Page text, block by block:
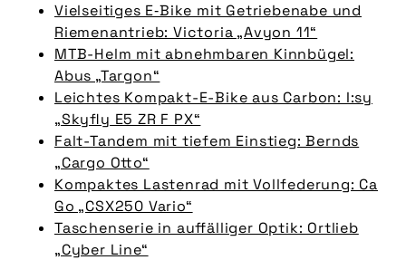
Vielseitiges E‑Bike mit Getriebenabe und
Riemenantrieb: Victoria „Avyon 11“
MTB-Helm mit abnehmbaren Kinnbügel:
Abus „Targon“
Leichtes Kompakt-E-Bike aus Carbon: I:sy
„Skyfly E5 ZR F PX“
Falt-Tandem mit tiefem Einstieg: Bernds
„Cargo Otto“
Kompaktes Lastenrad mit Vollfederung: Ca
Go „CSX250 Vario“
Taschenserie in auffälliger Optik: Ortlieb
„Cyber Line“